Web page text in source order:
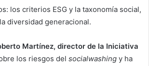
los criterios ESG y la taxonomía social,
diversidad generacional.
Martínez, director de la Iniciativa
los riesgos del socialwashing y ha